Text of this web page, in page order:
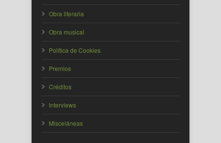
Obra literaria
Obra musical
Política de Cookies
Premios
Créditos
Interviews
Misceláneas